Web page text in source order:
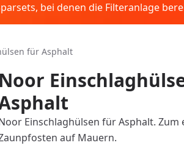
bei denen die Filteranlage
für Asphalt
Noor
Einschlaghülsen für Asphalt.
auf Mauern.